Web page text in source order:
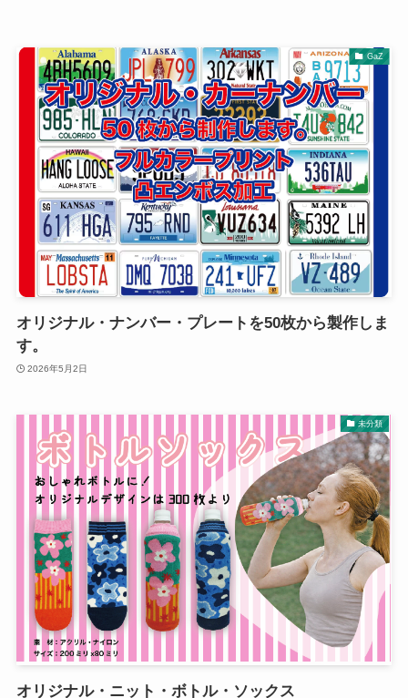
GaZ
オリジナル・ナンバー・プレートを50枚から製作しま
す。
2026年5月2日
未分類
オリジナル・ニット・ボトル・ソックス